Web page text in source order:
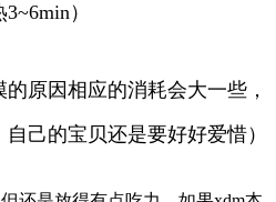
）
原因相应的消耗会大一些，
己的宝贝还是要好好爱惜）